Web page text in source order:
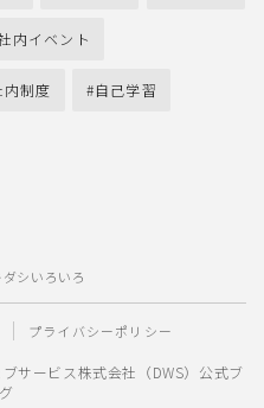
内イベント
内制度 自己学習
シいろいろ
プライバシーポリシー
サービス株式会社（DWS）公式ブ